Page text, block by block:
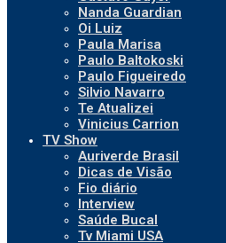
Nanda Guardian
Oi Luiz
Paula Marisa
Paulo Baltokoski
Paulo Figueiredo
Silvio Navarro
Te Atualizei
Vinicius Carrion
TV Show
Auriverde Brasil
Dicas de Visão
Fio diário
Interview
Saúde Bucal
Tv Miami USA